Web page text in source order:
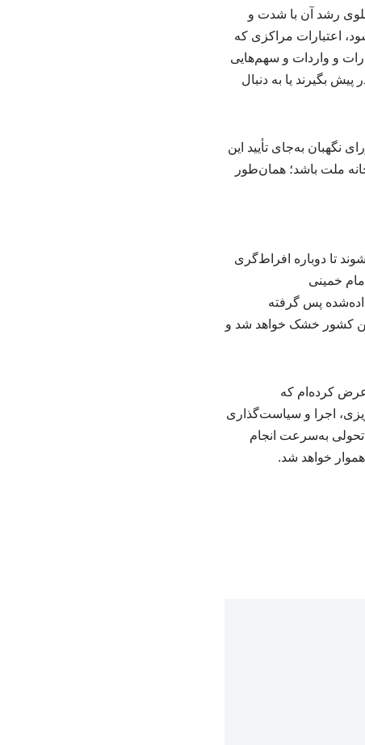
جلوی رشد آن با شدت و
اعتبارات مراکزی که
و واردات و سهم‌هایی
بگیرند یا به دنبال
نگهبان به‌جای تأیید این
ملت باشد؛ همان‌طور
تا دوباره افراط‌گری
خمینی
پس گرفته
کشور خشک خواهد شد و
کرده‌ام که
اجرا و سیاست‌گذاری
تحولی به‌سرعت انجام
خواهد شد.